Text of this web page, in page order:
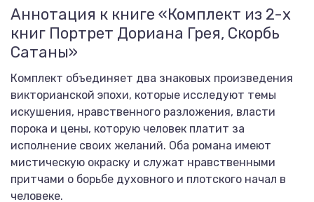
Аннотация к книге «Комплект из 2-х
книг Портрет Дориана Грея, Скорбь
Сатаны»
Комплект объединяет два знаковых произведения
викторианской эпохи, которые исследуют темы
искушения, нравственного разложения, власти
порока и цены, которую человек платит за
исполнение своих желаний. Оба романа имеют
мистическую окраску и служат нравственными
притчами о борьбе духовного и плотского начал в
человеке.